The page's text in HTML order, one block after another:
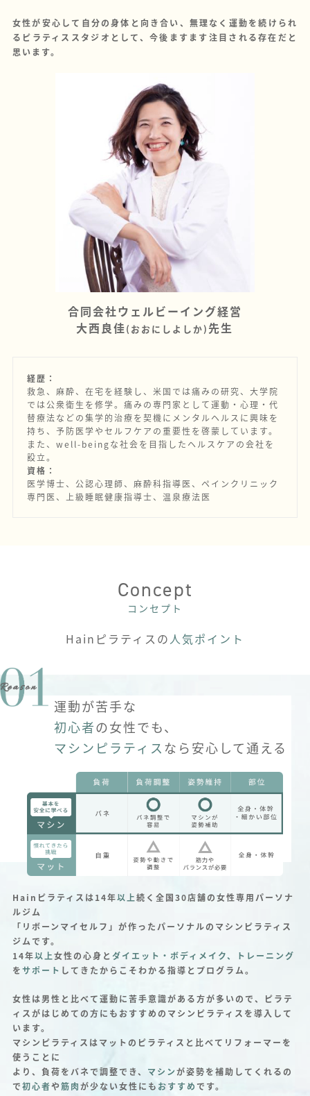
女性が安心して自分の身体と向き合い、無理なく運動を続けられ
るピラティススタジオとして、今後ますます注目される存在だと
思います。
合同会社ウェルビーイング経営
大西良佳(おおにしよしか) 先生
経歴：
救急、麻酔、在宅を経験し、米国では痛みの研究、大学院
では公衆衛生を修学。痛みの専門家として運動・心理・代
替療法などの集学的治療を契機にメンタルヘルスに興味を
持ち、予防医学やセルフケアの重要性を啓蒙しています。
また、well-beingな社会を目指したヘルスケアの会社を
設立。
資格：
医学博士、公認心理師、麻酔科指導医、ペインクリニック
専門医、上級睡眠健康指導士、温泉療法医
Concept
コンセプト
Hainピラティスの人気ポイント
運動が苦手な
初心者の女性でも、
マシンピラティスなら安心して通える
Hainピラティスは14年以上続く全国30店舗の女性専用パーソナ
ルジム
「リボーンマイセルフ」が作ったパーソナルのマシンピラティス
ジムです。
14年以上女性の心身と ダイエット・ボディメイク、トレーニング
をサポート してきたからこそわかる指導とプログラム。
女性は男性と比べて運動に苦手意識がある方が多いので、ピラテ
ィスがはじめての方にもおすすめのマシンピラティスを導入して
います。
マシンピラティスはマットのピラティスと比べてリフォーマーを
使うことに
より、負荷をバネで調整でき、 マシンが姿勢を補助してくれるの
で初心者や筋肉が少ない女性にも おすすめ です。